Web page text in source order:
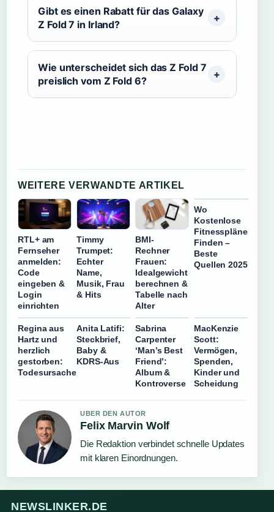
Gibt es einen Rabatt für das Galaxy
Z Fold 7 in Irland?
Wie unterscheidet sich das Z Fold 7
preislich vom Z Fold 6?
WEITERE VERWANDTE ARTIKEL
RTL+ am
Fernseher
anmelden:
Code
eingeben &
Login
einrichten
Timmy
Trumpet:
Echter
Name,
Musik, Frau
& Hits
BMI-
Rechner
Frauen:
Idealgewicht
berechnen &
Tabelle nach
Alter
Wo
Kostenlose
Fitnesspläne
Finden –
Beste
Quellen 2025
Regina aus
Hartz und
herzlich
gestorben:
Todesursache
Anita Latifi:
Steckbrief,
Baby &
KDRS-Aus
Sabrina
Carpenter
‘Man’s Best
Friend’:
Album &
Kontroverse
MacKenzie
Scott:
Vermögen,
Spenden,
Kinder und
Scheidung
UBER DEN AUTOR
Felix Marvin Wolf
Die Redaktion verbindet schnelle Updates
mit klaren Einordnungen.
NEWSLINKER.DE